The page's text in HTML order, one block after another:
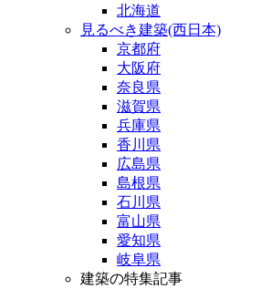
北海道
見るべき建築(西日本)
京都府
大阪府
奈良県
滋賀県
兵庫県
香川県
広島県
島根県
石川県
富山県
愛知県
岐阜県
建築の特集記事